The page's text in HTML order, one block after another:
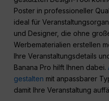
Poster in professioneller
ideal für
und Designer, die ohne
Werbematerialien erstellen
Ihre Veranstaltungsdetails
Banana Pro hilft Ihnen dabei.
gestalten mit anpassbarer
damit Ihre Veranstaltung